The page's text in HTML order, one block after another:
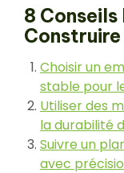
8
Choisir un
stable pour
Utiliser des
la durabilité
Suivre un
avec